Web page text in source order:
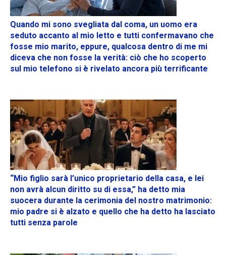
Quando mi sono svegliata dal coma, un uomo era
seduto accanto al mio letto e tutti confermavano che
fosse mio marito, eppure, qualcosa dentro di me mi
diceva che non fosse la verità: ciò che ho scoperto
sul mio telefono si è rivelato ancora più terrificante
“Mio figlio sarà l’unico proprietario della casa, e lei
non avrà alcun diritto su di essa,” ha detto mia
suocera durante la cerimonia del nostro matrimonio:
mio padre si è alzato e quello che ha detto ha lasciato
tutti senza parole